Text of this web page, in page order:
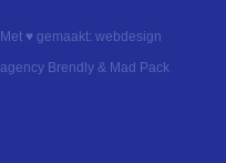
Met ♥︎ gemaakt: webdesign
agency Brendly & Mad Pack